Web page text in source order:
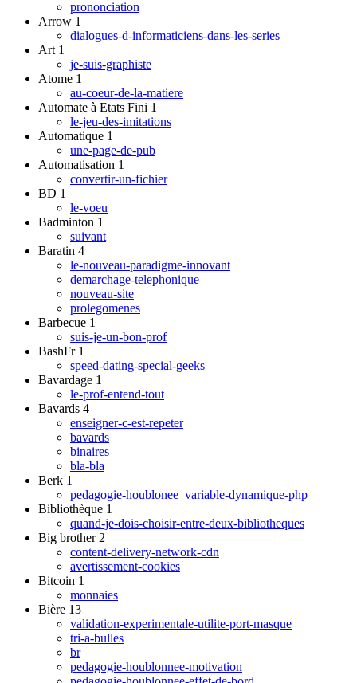
prononciation
Arrow 1
dialogues-d-informaticiens-dans-les-series
Art 1
je-suis-graphiste
Atome 1
au-coeur-de-la-matiere
Automate à Etats Fini 1
le-jeu-des-imitations
Automatique 1
une-page-de-pub
Automatisation 1
convertir-un-fichier
BD 1
le-voeu
Badminton 1
suivant
Baratin 4
le-nouveau-paradigme-innovant
demarchage-telephonique
nouveau-site
prolegomenes
Barbecue 1
suis-je-un-bon-prof
BashFr 1
speed-dating-special-geeks
Bavardage 1
le-prof-entend-tout
Bavards 4
enseigner-c-est-repeter
bavards
binaires
bla-bla
Berk 1
pedagogie-houblonee_variable-dynamique-php
Bibliothèque 1
quand-je-dois-choisir-entre-deux-bibliotheques
Big brother 2
content-delivery-network-cdn
avertissement-cookies
Bitcoin 1
monnaies
Bière 13
validation-experimentale-utilite-port-masque
tri-a-bulles
br
pedagogie-houblonnee-motivation